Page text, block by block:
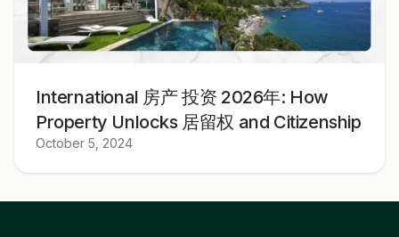
International 房产 投资 2026年: How
Property Unlocks 居留权 and Citizenship
October 5, 2024